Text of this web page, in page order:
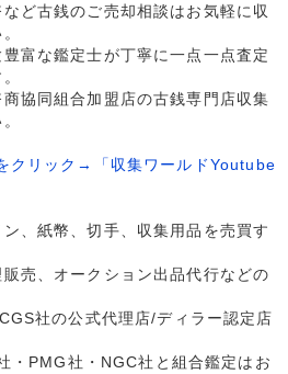
ど古銭のご売却相談はお気軽に収
富な鑑定士が丁寧に一点一点査定
協同組合加盟店の古銭専門店収集
クリック→「収集ワールドYoutube
、紙幣、切手、収集用品を売買す
売、オークション出品代行などの
社の公式代理店/ディラー認定店
・PMG社・NGC社と組合鑑定はお